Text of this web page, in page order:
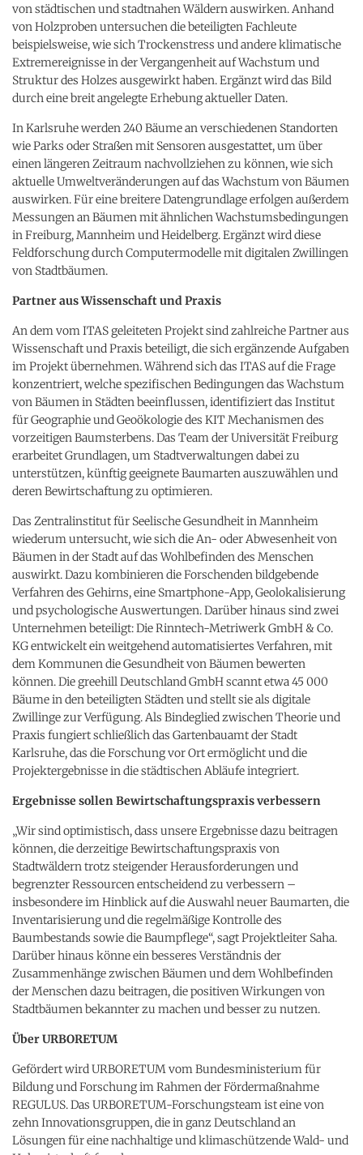
von städtischen und stadtnahen Wäldern auswirken. Anhand
von Holzproben untersuchen die beteiligten Fachleute
beispielsweise, wie sich Trockenstress und andere klimatische
Extremereignisse in der Vergangenheit auf Wachstum und
Struktur des Holzes ausgewirkt haben. Ergänzt wird das Bild
durch eine breit angelegte Erhebung aktueller Daten.
In Karlsruhe werden 240 Bäume an verschiedenen Standorten
wie Parks oder Straßen mit Sensoren ausgestattet, um über
einen längeren Zeitraum nachvollziehen zu können, wie sich
aktuelle Umweltveränderungen auf das Wachstum von Bäumen
auswirken. Für eine breitere Datengrundlage erfolgen außerdem
Messungen an Bäumen mit ähnlichen Wachstumsbedingungen
in Freiburg, Mannheim und Heidelberg. Ergänzt wird diese
Feldforschung durch Computermodelle mit digitalen Zwillingen
von Stadtbäumen.
Partner aus Wissenschaft und Praxis
An dem vom ITAS geleiteten Projekt sind zahlreiche Partner aus
Wissenschaft und Praxis beteiligt, die sich ergänzende Aufgaben
im Projekt übernehmen. Während sich das ITAS auf die Frage
konzentriert, welche spezifischen Bedingungen das Wachstum
von Bäumen in Städten beeinflussen, identifiziert das Institut
für Geographie und Geoökologie des KIT Mechanismen des
vorzeitigen Baumsterbens. Das Team der Universität Freiburg
erarbeitet Grundlagen, um Stadtverwaltungen dabei zu
unterstützen, künftig geeignete Baumarten auszuwählen und
deren Bewirtschaftung zu optimieren.
Das Zentralinstitut für Seelische Gesundheit in Mannheim
wiederum untersucht, wie sich die An- oder Abwesenheit von
Bäumen in der Stadt auf das Wohlbefinden des Menschen
auswirkt. Dazu kombinieren die Forschenden bildgebende
Verfahren des Gehirns, eine Smartphone-App, Geolokalisierung
und psychologische Auswertungen. Darüber hinaus sind zwei
Unternehmen beteiligt: Die Rinntech-Metriwerk GmbH & Co.
KG entwickelt ein weitgehend automatisiertes Verfahren, mit
dem Kommunen die Gesundheit von Bäumen bewerten
können. Die greehill Deutschland GmbH scannt etwa 45 000
Bäume in den beteiligten Städten und stellt sie als digitale
Zwillinge zur Verfügung. Als Bindeglied zwischen Theorie und
Praxis fungiert schließlich das Gartenbauamt der Stadt
Karlsruhe, das die Forschung vor Ort ermöglicht und die
Projektergebnisse in die städtischen Abläufe integriert.
Ergebnisse sollen Bewirtschaftungspraxis verbessern
„Wir sind optimistisch, dass unsere Ergebnisse dazu beitragen
können, die derzeitige Bewirtschaftungspraxis von
Stadtwäldern trotz steigender Herausforderungen und
begrenzter Ressourcen entscheidend zu verbessern –
insbesondere im Hinblick auf die Auswahl neuer Baumarten, die
Inventarisierung und die regelmäßige Kontrolle des
Baumbestands sowie die Baumpflege“, sagt Projektleiter Saha.
Darüber hinaus könne ein besseres Verständnis der
Zusammenhänge zwischen Bäumen und dem Wohlbefinden
der Menschen dazu beitragen, die positiven Wirkungen von
Stadtbäumen bekannter zu machen und besser zu nutzen.
Über URBORETUM
Gefördert wird URBORETUM vom Bundesministerium für
Bildung und Forschung im Rahmen der Fördermaßnahme
REGULUS. Das URBORETUM-Forschungsteam ist eine von
zehn Innovationsgruppen, die in ganz Deutschland an
Lösungen für eine nachhaltige und klimaschützende Wald- und